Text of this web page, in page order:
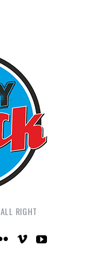
RIGHT